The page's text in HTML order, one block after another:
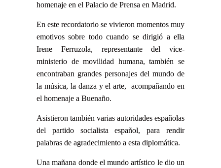
homenaje en el Palacio de Prensa en Madrid.
En este recordatorio se vivieron momentos muy
emotivos sobre todo cuando se dirigió a ella
Irene Ferruzola, representante del vice-
ministerio de movilidad humana, también se
encontraban grandes personajes del mundo de
la música, la danza y el arte, acompañando en
el homenaje a Buenaño.
Asistieron también varias autoridades españolas
del partido socialista español, para rendir
palabras de agradecimiento a esta diplomática.
Una mañana donde el mundo artístico le dio un